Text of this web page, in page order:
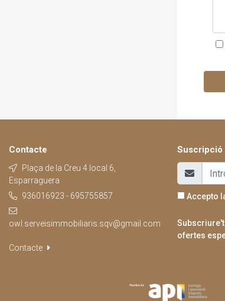
Contacte
Plaça de la Creu 4 local 6,
Esparraguera
936016923 - 695755857
owl.serveisimmobiliaris.sqv@gmail.com
Contacte
Suscripció
Accepto
ofertes